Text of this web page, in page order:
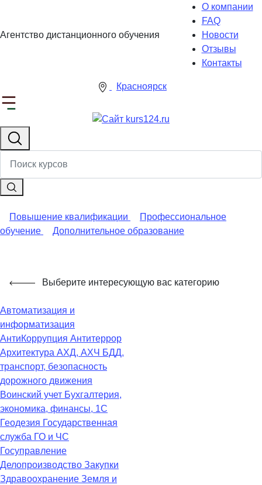
Агентство дистанционного обучения
О компании
FAQ
Новости
Отзывы
Контакты
Красноярск
Повышение квалификации
Профессиональное
обучение
Дополнительное образование
Выберите интересующую вас категорию
Автоматизация и
информатизация
АнтиКоррупция Антитеррор
Архитектура АХД, АХЧ БДД,
транспорт, безопасность
дорожного движения
Воинский учет Бухгалтерия,
экономика, финансы, 1С
Геодезия Государственная
служба ГО и ЧС
Госуправление
Делопроизводство Закупки
Здравоохранение Земля и